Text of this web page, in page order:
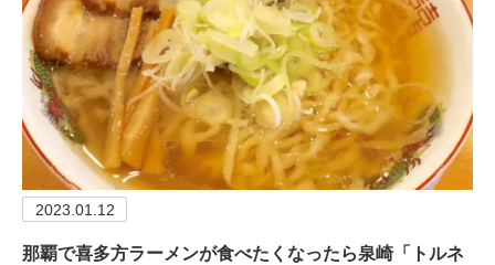
2023.01.12
那覇で喜多方ラーメンが食べたくなったら泉崎「トルネ